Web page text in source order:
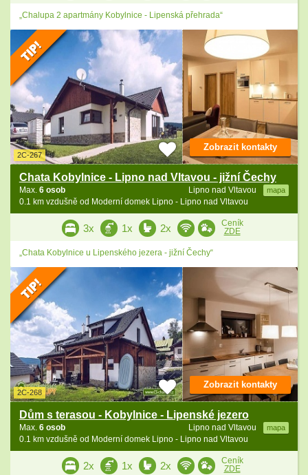
„Chalupa 2 apartmány Kobylnice - Lipenská přehrada“
2C-267
Chata Kobylnice - Lipno nad Vltavou - jižní Čechy
Lipno nad Vltavou mapa
Max. 6 osob
0.1 km vzdušně od Moderní domek Lipno - Lipno nad Vltavou
Zobrazit kontakty
3x 1x 2x
Ceník
ZDE
„Chata Kobylnice u Lipenského jezera - jižní Čechy“
2C-268
Dům s terasou - Kobylnice - Lipenské jezero
Lipno nad Vltavou mapa
Max. 6 osob
0.1 km vzdušně od Moderní domek Lipno - Lipno nad Vltavou
Zobrazit kontakty
2x 1x 2x
Ceník
ZDE